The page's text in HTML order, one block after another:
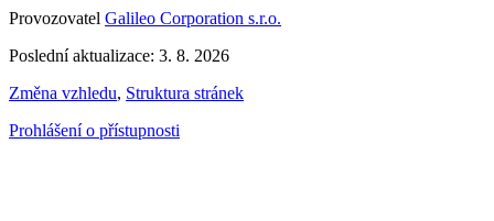
Provozovatel Galileo Corporation s.r.o.
Poslední aktualizace: 3. 8. 2026
Změna vzhledu, Struktura stránek
Prohlášení o přístupnosti